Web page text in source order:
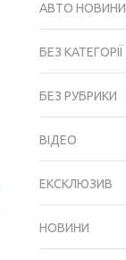
АВТО НОВИНИ
БЕЗ КАТЕГОРІЇ
БЕЗ РУБРИКИ
ВІДЕО
ЕКСКЛЮЗИВ
НОВИНИ